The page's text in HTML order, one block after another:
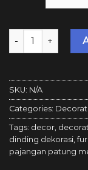
Bosca Living -
SKU: N/A
Categories:
Tags: decor
dinding dekorasi ,
pajangan patung